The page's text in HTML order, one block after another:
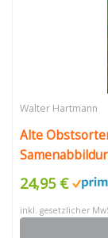
Walter Hartmann
Alte
24,95 €
inkl. gesetzlicher